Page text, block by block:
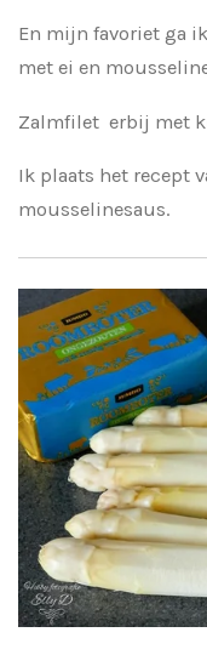
En mijn favoriet ga
met ei en
Zalmfilet erbij met
Ik plaats het recept
mousselinesaus.